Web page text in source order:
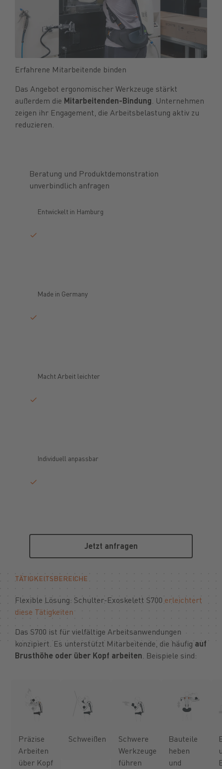
Erfahrene Mitarbeitende binden
Das Angebot ergonomischer Werkzeuge stärkt
außerdem die Mitarbeitenden-Bindung. Unternehmen
zeigen ihr Engagement, die Arbeitsbelastung aktiv zu
reduzieren.
Beratung und Produktdemonstration
unverbindlich anfragen
Entwickelt in Hamburg
Made in Germany
Macht Arbeit leichter
Individuell anpassbar
Jetzt anfragen
TÄTIGKEITSBEREICHE
Flexible Lösung: Schulter-Exoskelett S700 erleichtert
diese Tätigkeiten
Das S700 ist für vielfältige Arbeitsanwendungen
konzipiert. Es unterstützt Mitarbeitende, die häufig auf
Brusthöhe oder über Kopf arbeiten . Beispiele sind:
Präzise
Arbeiten
über Kopf
Schweißen
Schwere
Werkzeuge
führen
Bauteile
heben
und